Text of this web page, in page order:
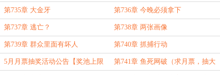
第735章 大金牙 第736章 今晚必须拿下
第737章 逃亡？ 第738章 两张画像
第739章 群众里面有坏人 第740章 抓捕行动
5月月票抽奖活动公告【奖池上限 第741章 鱼死网破（求月票，抽大